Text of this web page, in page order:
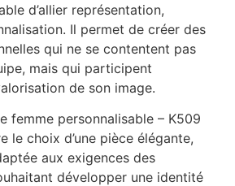
d’allier représentation,
Il permet de créer des
qui ne se contentent pas
mais qui participent
de son image.
femme personnalisable – K509
le choix d’une pièce élégante,
aux exigences des
développer une identité